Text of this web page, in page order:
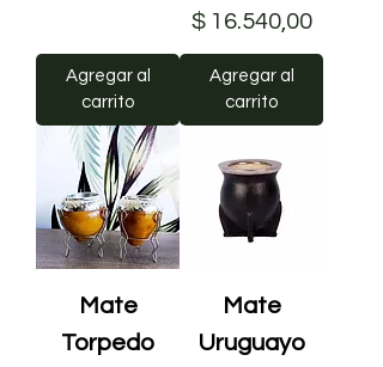
Agregar al
carrito
Precio
$ 16.540,00
Agregar al
carrito
Mate
Torpedo
Mate
Uruguayo